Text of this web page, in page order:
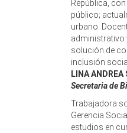
República,
público;
urbano.
administrativo
solución de
inclusión
LINA ANDREA
Secretaria de
Trabajadora
Gerencia
estudios en